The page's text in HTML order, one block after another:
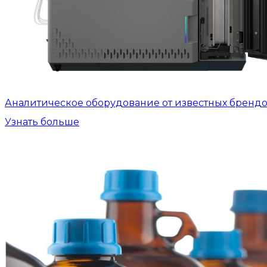
Аналитическое оборудование от известных
Узнать больше